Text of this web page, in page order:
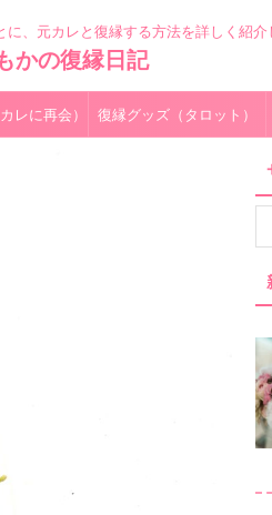
に、元カレと復縁する方法を詳しく紹
かの復縁日記
レに再会） 復縁グッズ（タロット）